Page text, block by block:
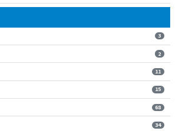
3
2
11
15
68
34